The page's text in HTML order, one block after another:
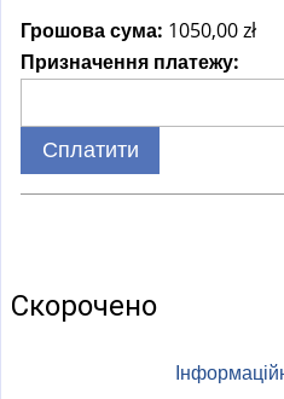
Грошова сума: 1050,00 zł
Призначення платежу:
Скорочено